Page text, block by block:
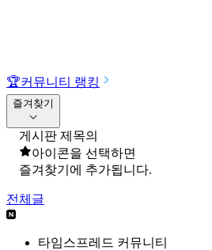
🏆커뮤니티 랭킹
즐겨찾기
게시판 제목의
아이콘을 선택하면
즐겨찾기에 추가됩니다.
전체글
타임스프레드 커뮤니티